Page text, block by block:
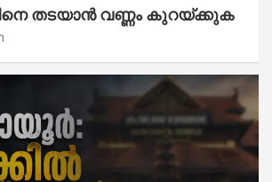
തടയാൻ വണ്ണം കുറയ്ക്കുക